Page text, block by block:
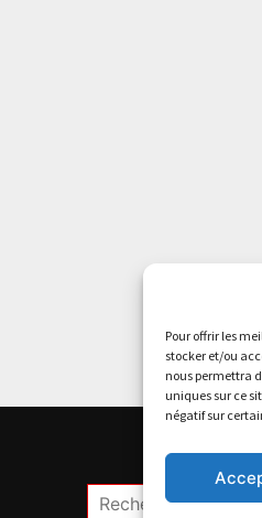
Pour offrir les
stocker et/ou
nous permettra
uniques sur ce
négatif sur
Rechercher :